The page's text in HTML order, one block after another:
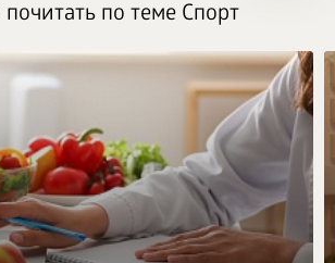
по теме Спорт